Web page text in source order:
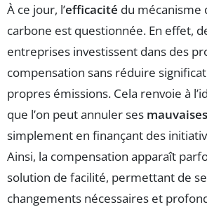
À ce jour, l’efficacité du mécanisme
carbone est questionnée. En effet,
entreprises investissent dans des
compensation sans réduire
propres émissions. Cela renvoie à
que l’on peut annuler ses
simplement en finançant des
Ainsi, la compensation apparaît
solution de facilité, permettant de
changements nécessaires et